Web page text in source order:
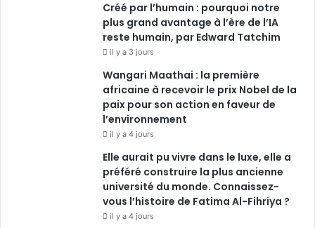
Créé par l’humain : pourquoi notre
plus grand avantage à l’ère de l’IA
reste humain, par Edward Tatchim
il y a 3 jours
Wangari Maathai : la première
africaine à recevoir le prix Nobel de la
paix pour son action en faveur de
l’environnement
il y a 4 jours
Elle aurait pu vivre dans le luxe, elle a
préféré construire la plus ancienne
université du monde. Connaissez-
vous l’histoire de Fatima Al-Fihriya ?
il y a 4 jours